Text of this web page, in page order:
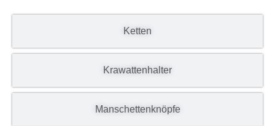
Ketten
Krawattenhalter
Manschettenknöpfe